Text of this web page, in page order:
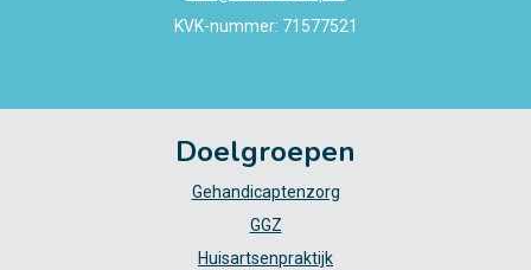
KVK-nummer: 71577521
Doelgroepen
Gehandicaptenzorg
GGZ
Huisartsenpraktijk